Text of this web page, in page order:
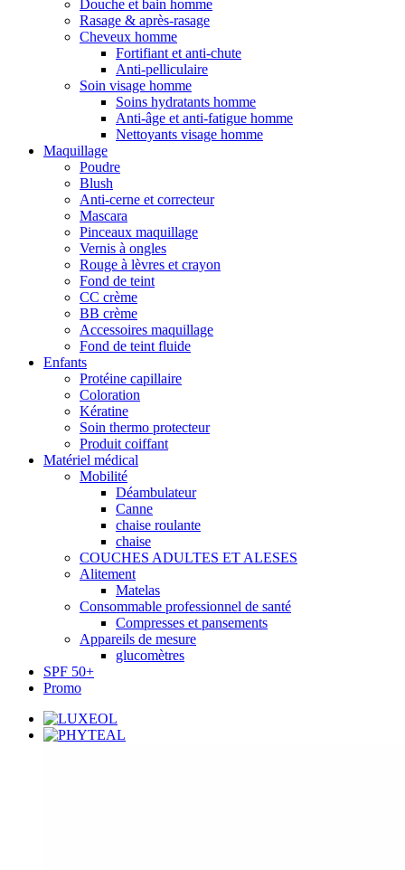
Douche et bain homme
Rasage & après-rasage
Cheveux homme
Fortifiant et anti-chute
Anti-pelliculaire
Soin visage homme
Soins hydratants homme
Anti-âge et anti-fatigue homme
Nettoyants visage homme
Maquillage
Poudre
Blush
Anti-cerne et correcteur
Mascara
Pinceaux maquillage
Vernis à ongles
Rouge à lèvres et crayon
Fond de teint
CC crème
BB crème
Accessoires maquillage
Fond de teint fluide
Enfants
Protéine capillaire
Coloration
Kératine
Soin thermo protecteur
Produit coiffant
Matériel médical
Mobilité
Déambulateur
Canne
chaise roulante
chaise
COUCHES ADULTES ET ALESES
Alitement
Matelas
Consommable professionnel de santé
Compresses et pansements
Appareils de mesure
glucomètres
SPF 50+
Promo